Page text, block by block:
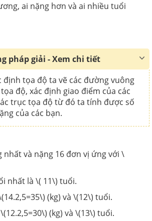
ai nặng hơn và ai nhiều tuổi
pháp giải - Xem chi tiết
định tọa độ ta vẽ các đường vuông
độ, xác định giao điểm của các
trục tọa độ từ đó ta tính được số
của các bạn.
nhất và nặng 16 đơn vị ứng với \
nhất là \( 11\) tuổi.
(kg) và \(12\) tuổi.
(kg) và \(13\) tuổi.